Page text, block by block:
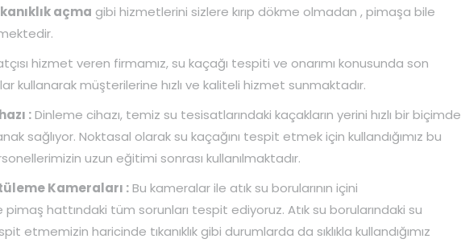
açma gibi hizmetlerini sizlere kırıp dökme olmadan , pimaşa bile
hizmet veren firmamız, su kaçağı tespiti ve onarımı konusunda son
kullanarak müşterilerine hızlı ve kaliteli hizmet sunmaktadır.
:Dinleme cihazı, temiz su tesisatlarındaki kaçakların yerini hızlı bir biçimde
sağlıyor. Noktasal olarak su kaçağını tespit etmek için kullandığımız bu
uzun eğitimi sonrası kullanılmaktadır.
Kameraları :Bu kameralar ile atık su borularının içini
hattındaki tüm sorunları tespit ediyoruz. Atık su borularındaki su
etmemizin haricinde tıkanıklık gibi durumlarda da sıklıkla kullandığımız